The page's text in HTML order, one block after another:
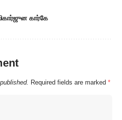
கார்கே
Required fields are marked *